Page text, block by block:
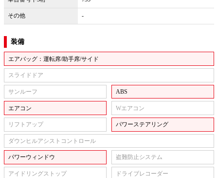
その他 -
装備
エアバッグ：運転席/助手席/サイド
スライドドア
サンルーフ ABS
エアコン Wエアコン
リフトアップ パワーステアリング
ダウンヒルアシストコントロール
パワーウィンドウ 盗難防止システム
アイドリングストップ ドライブレコーダー